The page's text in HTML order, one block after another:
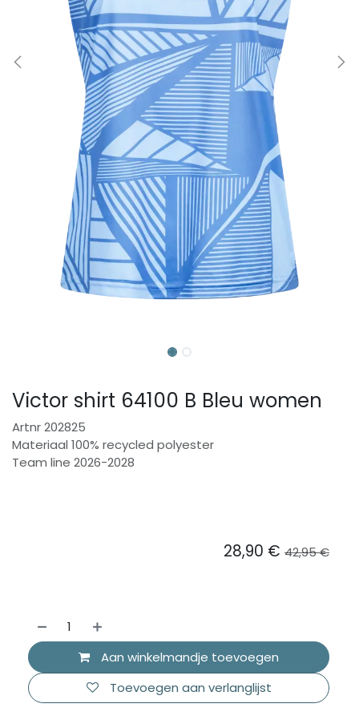
Victor shirt 64100 B Bleu women
Artnr 202825
Materiaal 100% recycled polyester
Team line 2026-2028
Aan winkelmandje toevoegen
Toevoegen aan verlanglijst
28,90 € 42,95€